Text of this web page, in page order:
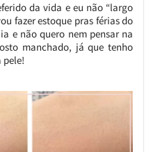
da vida e eu não “largo
fazer estoque pras férias do
e não quero nem pensar na
manchado, já que tenho
pele!